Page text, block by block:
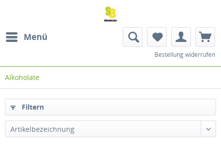
Menü
Bestellung widerrufen
Alkoholate
Filtern
Artikelbezeichnung